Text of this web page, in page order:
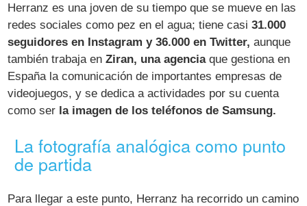
Herranz es una joven de su tiempo que se mueve en las
redes sociales como pez en el agua; tiene casi31.000
seguidores en Instagram y 36.000 en Twitter, aunque
también trabaja enZiran, una agenciaque gestiona en
España la comunicación de importantes empresas de
videojuegos, y se dedica a actividades por su cuenta
como ser la imagen de los teléfonos de Samsung.
La fotografía analógica como punto
de partida
Para llegar a este punto, Herranz ha recorrido un camino